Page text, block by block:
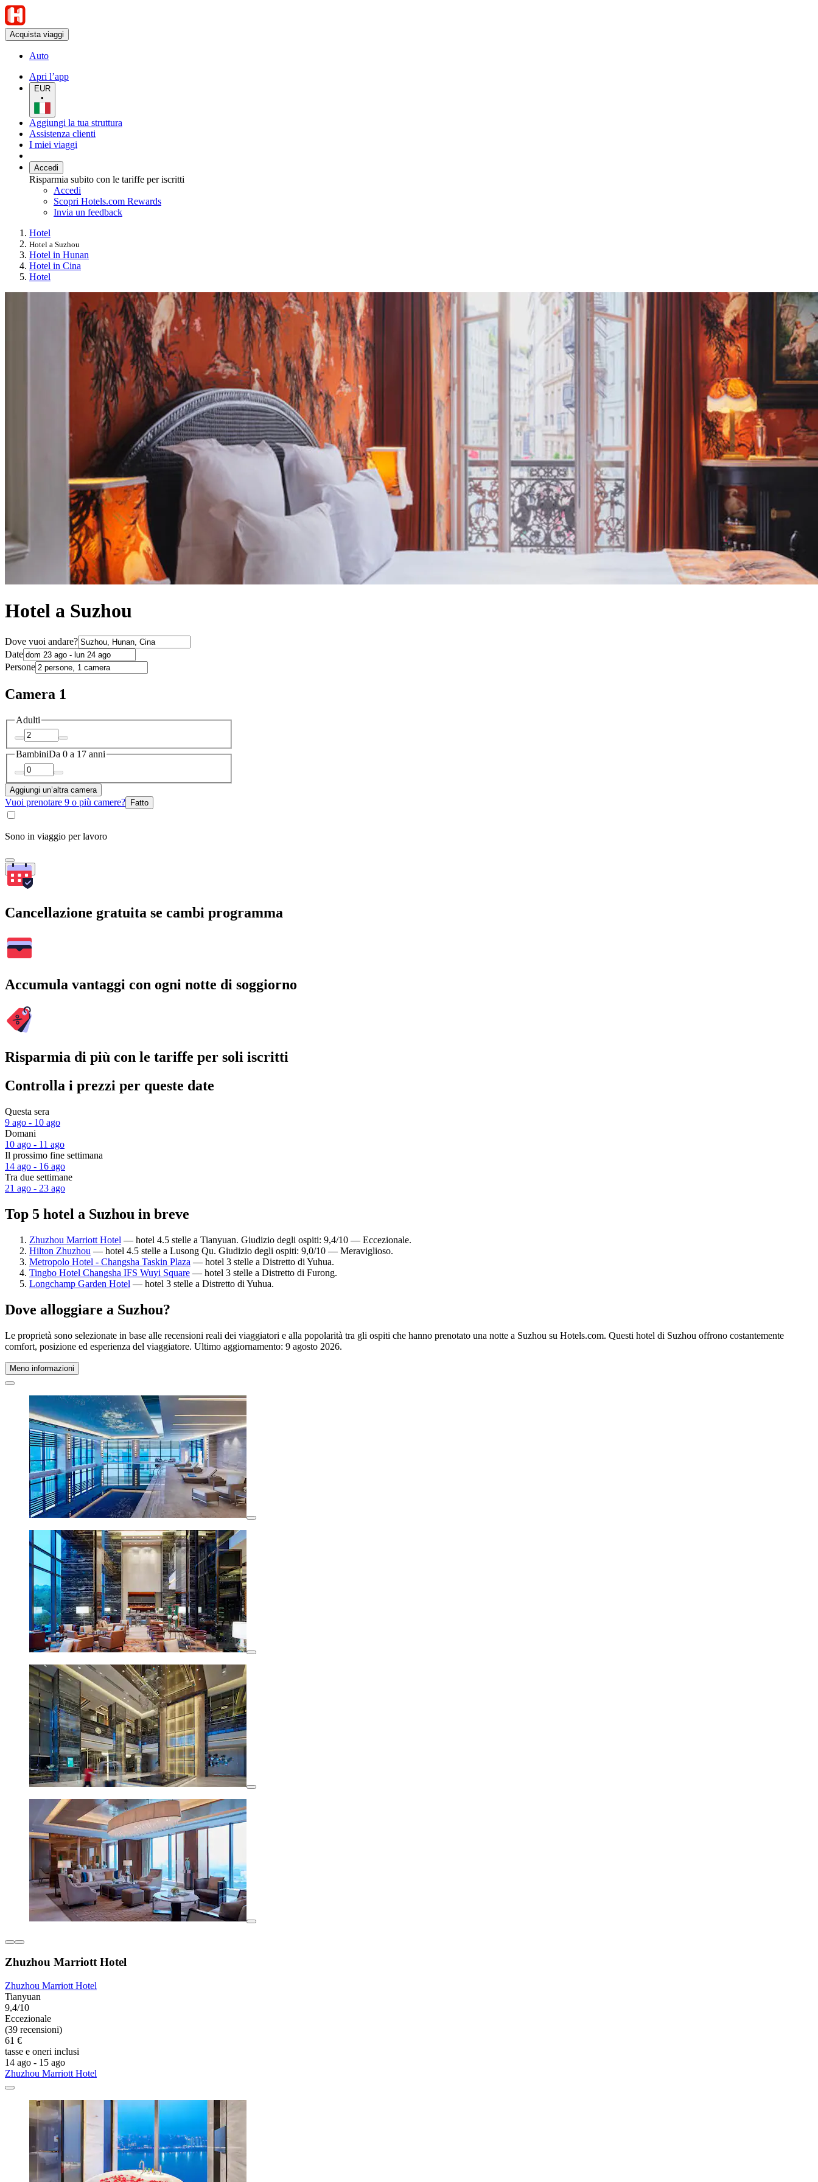
Acquista viaggi
Auto
Apri l’app
EUR
•
Aggiungi la tua struttura
Assistenza clienti
I miei viaggi
Accedi
Risparmia subito con le tariffe per iscritti
Accedi
Scopri Hotels.com Rewards
Invia un feedback
Hotel
Hotel a Suzhou
Hotel in Hunan
Hotel in Cina
Hotel
Hotel a Suzhou
Dove vuoi andare?
Date
Persone
Camera 1
Adulti
BambiniDa 0 a 17 anni
Aggiungi un’altra camera
Vuoi prenotare 9 o più camere? Fatto
Sono in viaggio per lavoro
Cerca
Cancellazione gratuita se cambi programma
Accumula vantaggi con ogni notte di soggiorno
Risparmia di più con le tariffe per soli iscritti
Controlla i prezzi per queste date
Questa sera
9 ago - 10 ago
Domani
10 ago - 11 ago
Il prossimo fine settimana
14 ago - 16 ago
Tra due settimane
21 ago - 23 ago
Top 5 hotel a Suzhou in breve
Zhuzhou Marriott Hotel — hotel 4.5 stelle a Tianyuan. Giudizio degli ospiti: 9,4/10 — Eccezionale.
Hilton Zhuzhou — hotel 4.5 stelle a Lusong Qu. Giudizio degli ospiti: 9,0/10 — Meraviglioso.
Metropolo Hotel - Changsha Taskin Plaza — hotel 3 stelle a Distretto di Yuhua.
Tingbo Hotel Changsha IFS Wuyi Square — hotel 3 stelle a Distretto di Furong.
Longchamp Garden Hotel — hotel 3 stelle a Distretto di Yuhua.
Dove alloggiare a Suzhou?
Le proprietà sono selezionate in base alle recensioni reali dei viaggiatori e alla popolarità tra gli ospiti che hanno prenotato una notte a Suzhou su Hotels.com. Questi hotel di Suzhou offrono costantemente
comfort, posizione ed esperienza del viaggiatore. Ultimo aggiornamento: 9 agosto 2026.
Meno informazioni
Zhuzhou Marriott Hotel
Zhuzhou Marriott Hotel
Tianyuan
9,4/10
Eccezionale
(39 recensioni)
61 €
tasse e oneri inclusi
14 ago - 15 ago
Zhuzhou Marriott Hotel